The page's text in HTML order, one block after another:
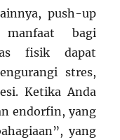
push-up
bagi
fisik dapat
stres,
Ketika Anda
endorfin, yang
yang